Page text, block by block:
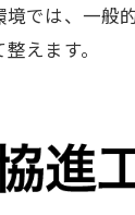
では、一般
えます。